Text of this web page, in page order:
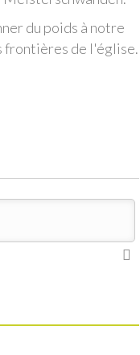
du poids à notre
frontières de l'église.